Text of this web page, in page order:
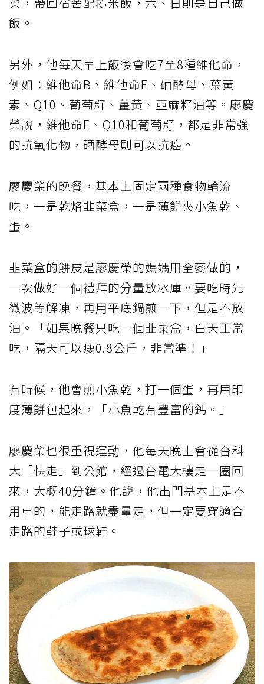
飯。
另外，他每天早上飯後會吃7至8種維他命，
例如：維他命B、維他命E、硒酵母、葉黃
素、Q10、葡萄籽、薑黃、亞麻籽油等。廖慶
榮說，維他命E、Q10和葡萄籽，都是非常強
的抗氧化物，硒酵母則可以抗癌。
廖慶榮的晚餐，基本上固定兩種食物輪流
吃，一是乾烙韭菜盒，一是薄餅夾小魚乾、
蛋。
韭菜盒的餅皮是廖慶榮的媽媽用全麥做的，
一次做好一個禮拜的分量放冰庫。要吃時先
微波等解凍，再用平底鍋煎一下，但是不放
油。「如果晚餐只吃一個韭菜盒，白天正常
吃，隔天可以瘦0.8公斤，非常準！」
有時候，他會煎小魚乾，打一個蛋，再用印
度薄餅包起來，「小魚乾有豐富的鈣。」
廖慶榮也很重視運動，他每天晚上會從台科
大「快走」到公館，經過台電大樓走一圈回
來，大概40分鐘。他說，他出門基本上是不
用車的，能走路就盡量走，但一定要穿適合
走路的鞋子或球鞋。